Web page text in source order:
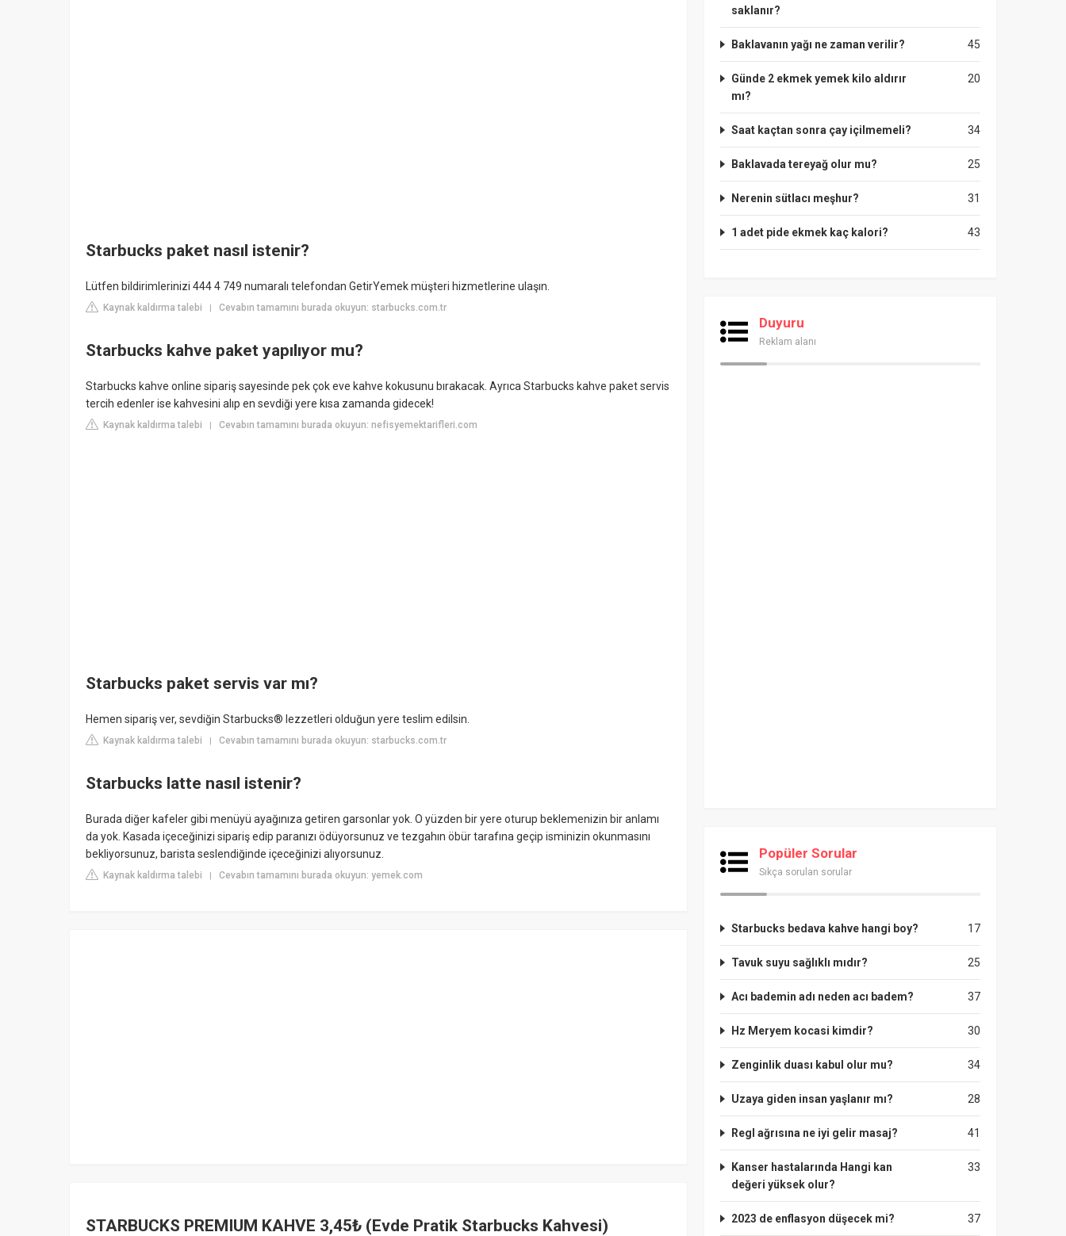
Starbucks paket nasıl istenir?
Lütfen bildirimlerinizi 444 4 749 numaralı telefondan GetirYemek müşteri hizmetlerine ulaşın.
Kaynak kaldırma talebi Cevabın tamamını burada okuyun: starbucks.com.tr
Starbucks kahve paket yapılıyor mu?
Starbucks kahve online sipariş sayesinde pek çok eve kahve kokusunu bırakacak. Ayrıca Starbucks kahve paket servis
tercih edenler ise kahvesini alıp en sevdiği yere kısa zamanda gidecek!
Kaynak kaldırma talebi | Cevabın tamamını burada okuyun: nefisyemektarifleri.com
Starbucks paket servis var mı?
Hemen sipariş ver, sevdiğin Starbucks® lezzetleri olduğun yere teslim edilsin.
Kaynak kaldırma talebi Cevabın tamamını burada okuyun: starbucks.com.tr
Starbucks latte nasıl istenir?
Burada diğer kafeler gibi menüyü ayağınıza getiren garsonlar yok. O yüzden bir yere oturup beklemenizin bir anlamı
da yok. Kasada içeceğinizi sipariş edip paranızı ödüyorsunuz ve tezgahın öbür tarafına geçip isminizin okunmasını
bekliyorsunuz, barista seslendiğinde içeceğinizi alıyorsunuz.
Kaynak kaldırma talebi Cevabın tamamını burada okuyun: yemek.com
STARBUCKS PREMIUM KAHVE 3,45₺ (Evde Pratik Starbucks Kahvesi)
saklanır?
45
Baklavanın yağı ne zaman verilir?
20
Günde 2 ekmek yemek kilo aldırır
mı?
34
Saat kaçtan sonra çay içilmemeli?
25
Baklavada tereyağ olur mu?
31
Nerenin sütlacı meşhur?
43
1 adet pide ekmek kaç kalori?
Duyuru
Reklam alanı
Popüler Sorular
Sıkça sorulan sorular
17
Starbucks bedava kahve hangi boy?
25
Tavuk suyu sağlıklı mıdır?
37
Acı bademin adı neden acı badem?
30
Hz Meryem kocasi kimdir?
34
Zenginlik duası kabul olur mu?
28
Uzaya giden insan yaşlanır mı?
41
Regl ağrısına ne iyi gelir masaj?
33
Kanser hastalarında Hangi kan
değeri yüksek olur?
37
2023 de enflasyon düşecek mi?